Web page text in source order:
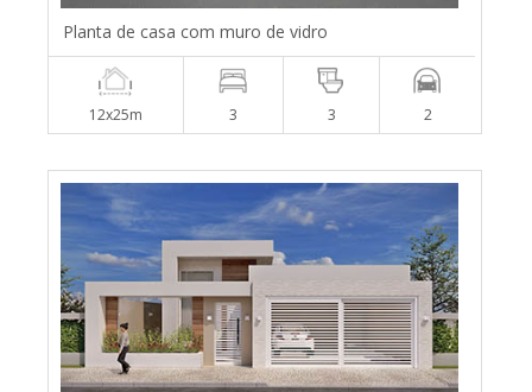
Planta de casa com muro de vidro
12x25m 3 3 2